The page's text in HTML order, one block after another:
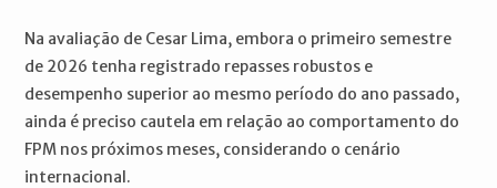
Na avaliação de Cesar Lima, embora o primeiro semestre
de 2026 tenha registrado repasses robustos e
desempenho superior ao mesmo período do ano passado,
ainda é preciso cautela em relação ao comportamento do
FPM nos próximos meses, considerando o cenário
internacional.